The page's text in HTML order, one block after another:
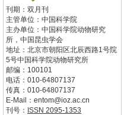
刊期：双月刊
主管单位： 中国科学院
主办单位： 中国科学院动物研究
所，中国昆虫学会
地址： 北京市朝阳区北辰西路1号院
5号中国科学院动物研究所
邮编： 100101
电话： 010-64807137
传真： 010-64807137
E-Mail： entom@ioz.ac.cn
刊号： ISSN 2095-1353